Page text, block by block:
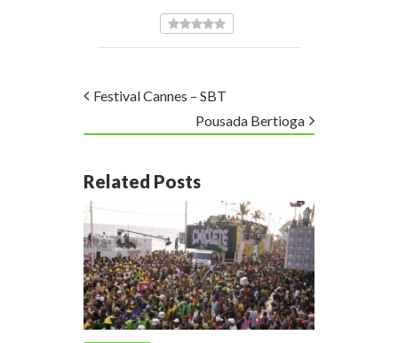
Festival Cannes – SBT
Pousada Bertioga
Related Posts